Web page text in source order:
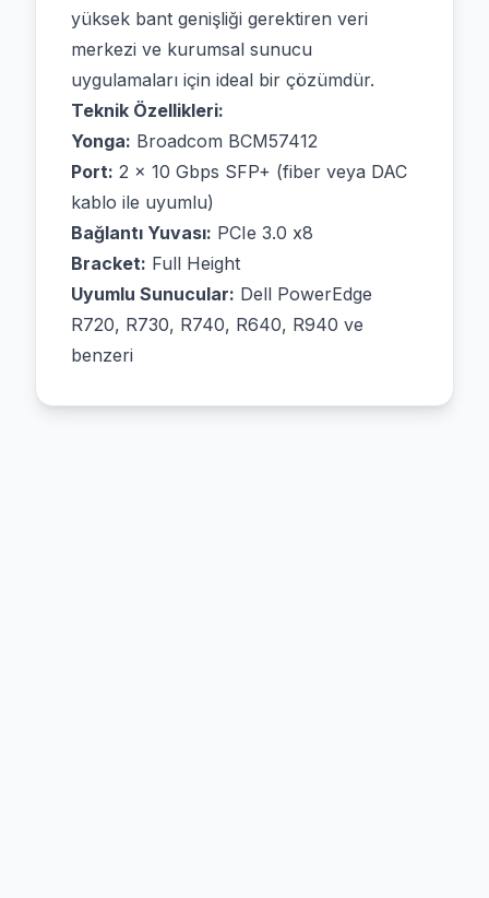
yüksek bant genişliği gerektiren veri
merkezi ve kurumsal sunucu
uygulamaları için ideal bir çözümdür.
Teknik Özellikleri:
Yonga: Broadcom BCM57412
Port: 2 × 10 Gbps SFP+ (fiber veya DAC
kablo ile uyumlu)
Bağlantı Yuvası: PCIe 3.0 x8
Bracket: Full Height
Uyumlu Sunucular: Dell PowerEdge
R720, R730, R740, R640, R940 ve
benzeri